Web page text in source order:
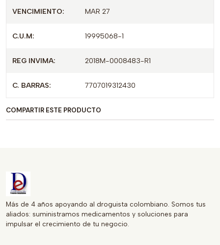
comprobada y calidad garantizada lo diferencian de otros
quienes requieren un tratamiento efectivo.
Con registro INVIMA 2018M-0008483-R1 y certificado de
opción segura y confiable para quienes necesiten atención
manejo práctico para los pacientes, mientras que su
VENCIMIENTO: MAR 27
C.U.M: 19995068-1
REG INVIMA: 2018M-0008483-R1
C. BARRAS: 7707019312430
COMPARTIR ESTE PRODUCTO
Más de 4 años apoyando al droguista colombiano. Somos tus
aliados: suministramos medicamentos y soluciones para
impulsar el crecimiento de tu negocio.